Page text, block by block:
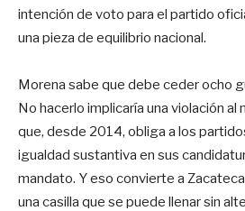
intención de voto para el partido
una pieza de equilibrio nacional.
Morena sabe que debe ceder ocho
No hacerlo implicaría una violación
que, desde 2014, obliga a los
igualdad sustantiva en sus
mandato. Y eso convierte a
una casilla que se puede llenar sin